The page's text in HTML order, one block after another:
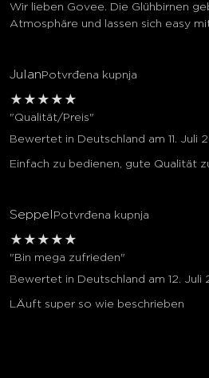
Wir lieben Govee. Die Glühbirnen
Atmosphäre und lassen sich easy
JulanPotvrđena kupnja
★ ★ ★ ★ ★
"Qualität/Preis"
Bewertet in Deutschland am 11. Juli
Einfach zu bedienen, gute Qualität
Seppel Potvrđena kupnja
★ ★ ★ ★ ★
"Bin mega zufrieden"
Bewertet in Deutschland am 12. Juli
LÄuft super so wie beschrieben